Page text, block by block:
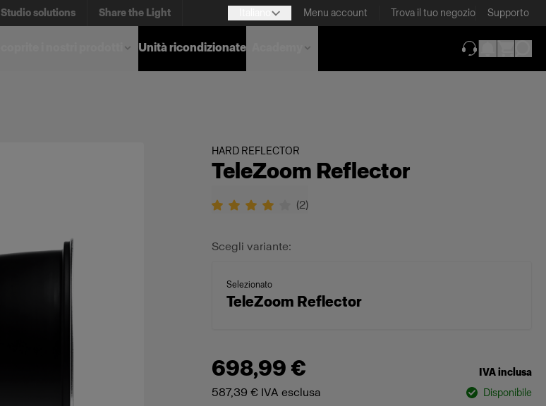
Studio solutions Share the Light Menu account Trova il tuo negozio Supporto
Unità ricondizionate
HARD REFLECTOR
TeleZoom Reflector
(2)
Scegli variante:
Selezionato
TeleZoom Reflector
698,99 € IVA inclusa
587,39 € IVA esclusa Disponibile